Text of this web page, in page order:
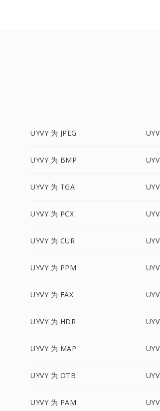
UYVY 为 JPEG
UYVY 为 BMP
UYVY 为 TGA
UYVY 为 PCX
UYVY 为 CUR
UYVY 为 PPM
UYVY 为 FAX
UYVY 为 HDR
UYVY 为 MAP
UYVY 为 OTB
UYVY 为 PAM